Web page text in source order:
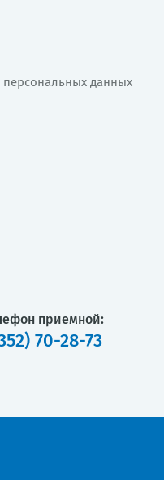
данных
приемной:
70-28-73